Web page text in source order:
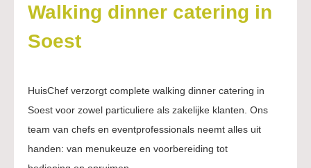
Walking dinner catering in
Soest
HuisChef verzorgt complete walking dinner catering in
Soest voor zowel particuliere als zakelijke klanten. Ons
team van chefs en eventprofessionals neemt alles uit
handen: van menukeuze en voorbereiding tot